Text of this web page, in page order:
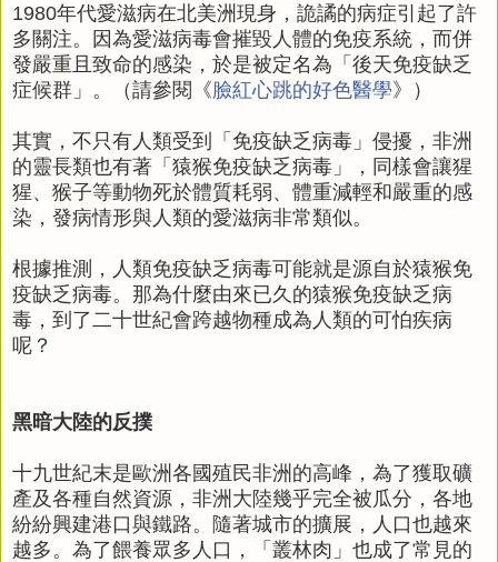
1980年代愛滋病在北美洲現身，詭譎的病症引起了許
多關注。因為愛滋病毒會摧毀人體的免疫系統，而併
發嚴重且致命的感染，於是被定名為「後天免疫缺乏
症候群」。（請參閱《臉紅心跳的好色醫學》）
其實，不只有人類受到「免疫缺乏病毒」侵擾，非洲
的靈長類也有著「猿猴免疫缺乏病毒」，同樣會讓猩
猩、猴子等動物死於體質耗弱、體重減輕和嚴重的感
染，發病情形與人類的愛滋病非常類似。
根據推測，人類免疫缺乏病毒可能就是源自於猿猴免
疫缺乏病毒。那為什麼由來已久的猿猴免疫缺乏病
毒，到了二十世紀會跨越物種成為人類的可怕疾病
呢？
黑暗大陸的反撲
十九世紀末是歐洲各國殖民非洲的高峰，為了獲取礦
產及各種自然資源，非洲大陸幾乎完全被瓜分，各地
紛紛興建港口與鐵路。隨著城市的擴展，人口也越來
越多。為了餵養眾多人口，「叢林肉」也成了常見的